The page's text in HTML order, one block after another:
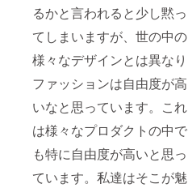
るかと言われると少し黙っ
てしまいますが、世の中の
様々なデザインとは異なり
ファッションは自由度が高
いなと思っています。これ
は様々なプロダクトの中で
も特に自由度が高いと思っ
ています。私達はそこが魅